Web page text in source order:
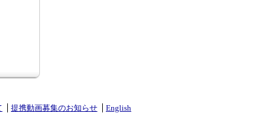
提携動画募集のお知らせ English